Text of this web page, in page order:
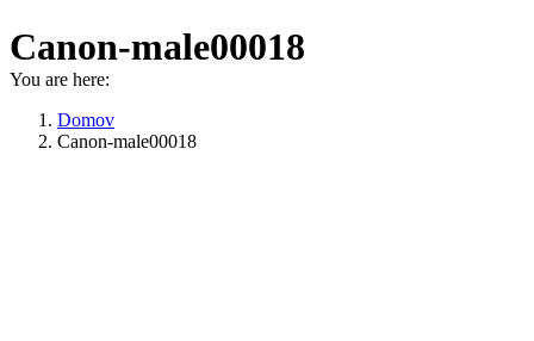
Canon-male00018
You are here:
Domov
Canon-male00018